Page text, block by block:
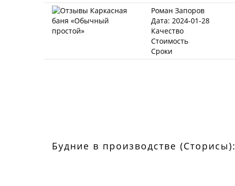
Роман Запоров
Дата: 2024-01-28
Качество
Стоимость
Сроки
Будние в производстве (Сторисы):